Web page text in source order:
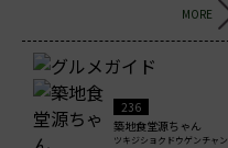
MORE
236
築地食堂源ちゃん
ツキジショクドウゲンチャン